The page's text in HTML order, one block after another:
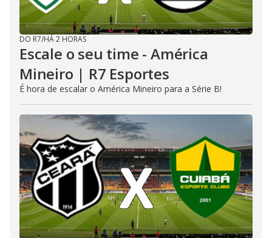
DO R7/HÁ 2 HORAS
Escale o seu time - América
Mineiro | R7 Esportes
É hora de escalar o América Mineiro para a Série B!